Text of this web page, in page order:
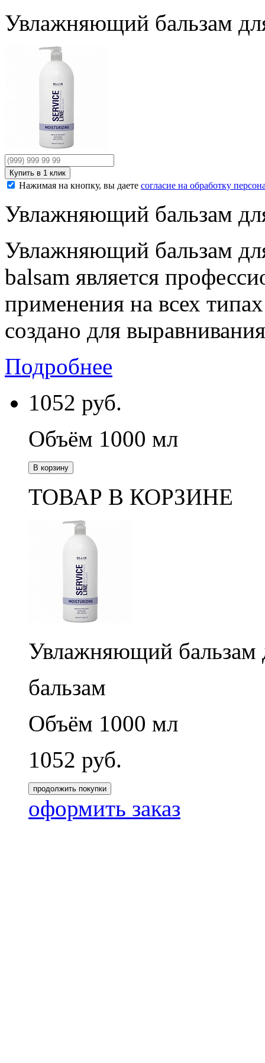
Увлажняющий бальзам
Нажимая на кнопку, вы даете согласие на обработку
Увлажняющий бальзам
Увлажняющий бальзам
balsam является
применения на всех
создано для
Подробнее
1052 руб.
Объём 1000 мл
В корзину
ТОВАР В КОРЗИНЕ
Увлажняющий бальзам
бальзам
Объём 1000 мл
1052 руб.
продолжить покупки
оформить заказ